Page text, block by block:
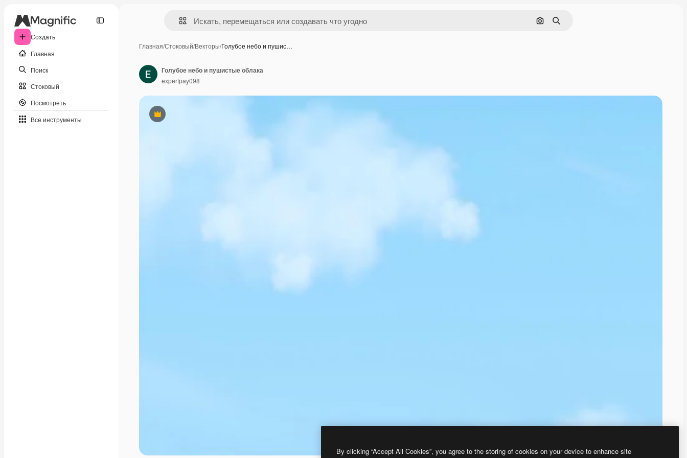
Создать
Главная
Поиск
Стоковый
Посмотреть
Все инструменты
Поиск по изображению
Поиск
Главная/Стоковый/Векторы/Голубое небо и пушис…
Премиум
Голубое небо и пушистые облака
expertpay098
By clicking “Accept All Cookies”, you agree to the storing of cookies on your device to enhance site